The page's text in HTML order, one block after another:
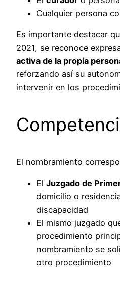
Cualquier persona
Es importante destacar
2021, se reconoce
activa de la propia
reforzando así su
intervenir en los
El nombramiento
El Juzgado de
domicilio o
discapacidad
El mismo juzgado
procedimiento
nombramiento se
otro procedimiento